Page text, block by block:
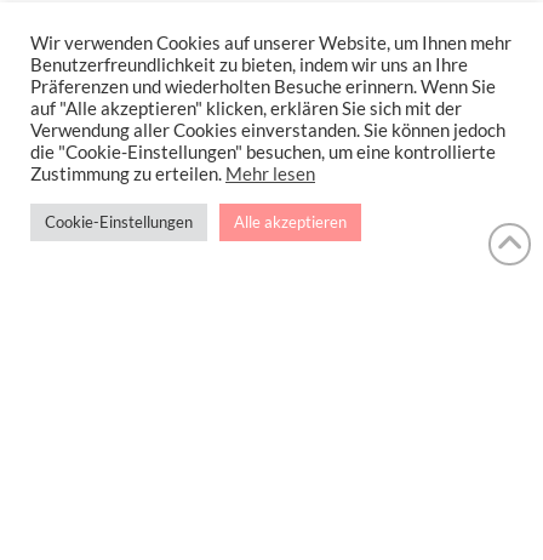
Kommentar*
Wir verwenden Cookies auf unserer Website, um Ihnen mehr
Benutzerfreundlichkeit zu bieten, indem wir uns an Ihre
Präferenzen und wiederholten Besuche erinnern. Wenn Sie
auf "Alle akzeptieren" klicken, erklären Sie sich mit der
Verwendung aller Cookies einverstanden. Sie können jedoch
die "Cookie-Einstellungen" besuchen, um eine kontrollierte
Zustimmung zu erteilen. Mehr lesen
Cookie-Einstellungen Alle akzeptieren